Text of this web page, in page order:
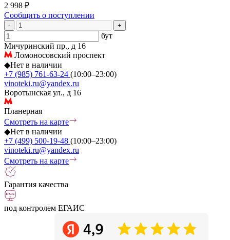
2 998 ₽
Сообщить о поступлении
- +
бут
Мичуринский пр., д 16
Ломоносовский проспект
◆Нет в наличии
+7 (985) 761-63-24 (10:00–23:00)
vinoteki.ru@yandex.ru
Воротынская ул., д 16
Планерная
Смотреть на карте
◆Нет в наличии
+7 (499) 500-19-48 (10:00–23:00)
vinoteki.ru@yandex.ru
Смотреть на карте
Гарантия качества
под контролем ЕГАИС